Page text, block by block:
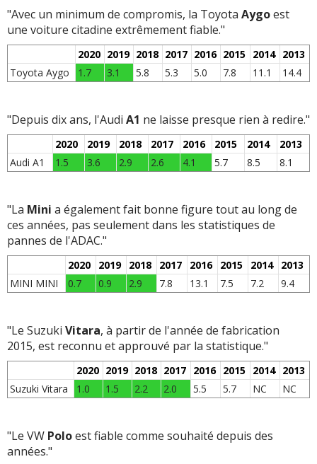
"Avec un minimum de compromis, la Toyota Aygoest
une voiture citadine extrêmement fiable."
2020 2019 2018 2017 2016 2015 2014 2013
Toyota Aygo
1.7 3.1 5.8 5.3 5.0 7.8 11.1 14.4
"Depuis dix ans, l'Audi A1 ne laisse presque rien à redire."
2020 2019 2018 2017 2016 2015 2014
2013
Audi A1
1.5 3.6 2.9 2.6 4.1 5.7 8.5 8.1
"La Mini a également fait bonne figure tout au long de
ces années, pas seulement dans les statistiques de
pannes de l'ADAC."
2020 2019 2018 2017 2016 2015 2014
2013
MINI MINI
0.7 0.9 2.9 7.8 13.1 7.5 7.2 9.4
"Le Suzuki Vitara, à partir de l'année de fabrication
2015, est reconnu et approuvé par la statistique."
2020 2019 2018 2017 2016 2015 2014 2013
Suzuki Vitara
1.0 1.5 2.2 2.0 5.5 5.7 NC NC
"Le VW Poloest fiable comme souhaité depuis des
années."